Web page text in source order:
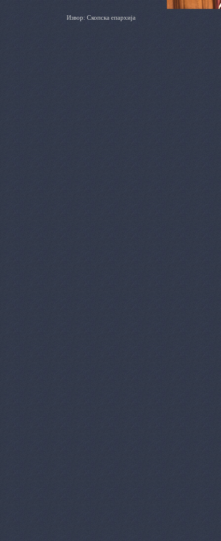
Извор: Скопска епархија